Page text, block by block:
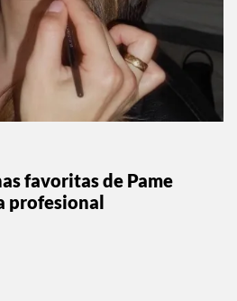
favoritas de Pame
profesional